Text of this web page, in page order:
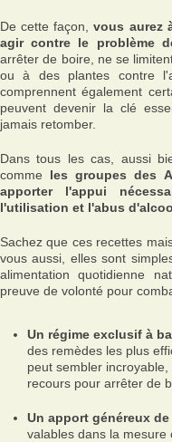
De cette façon,vous aurez
agir contre le problème
arrêter de boire, ne se
ou à des plantes contre
comprennent également
peuvent devenir la clé
jamais retomber.
Dans tous les cas, aussi
comme les groupes des
apporter l'appui
l'utilisation et l'abus
Sachez que ces recettes
vous aussi, elles sont
alimentation quotidienne
preuve de volonté pour
Un régime exclusif à
des remèdes les plus
peut sembler
recours pour arrêter de
Un apport généreux de
valables dans la mesure